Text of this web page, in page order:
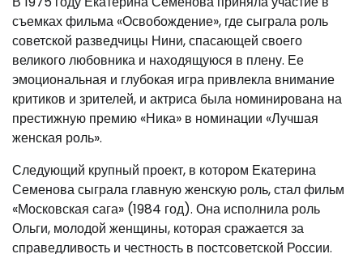
съемках фильма «Освобождение», где сыграла роль
советской разведчицы Нини, спасающей своего
великого любовника и находящуюся в плену. Ее
эмоциональная и глубокая игра привлекла внимание
критиков и зрителей, и актриса была номинирована на
престижную премию «Ника» в номинации «Лучшая
женская роль».
Следующий крупный проект, в котором Екатерина
Семенова сыграла главную женскую роль, стал фильм
«Московская сага» (1984 год). Она исполнила роль
Ольги, молодой женщины, которая сражается за
справедливость и честность в постсоветской России.